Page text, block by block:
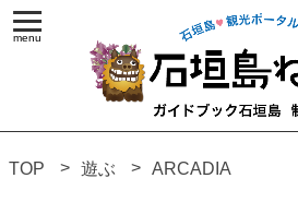
TOP 遊ぶ ARCADIA